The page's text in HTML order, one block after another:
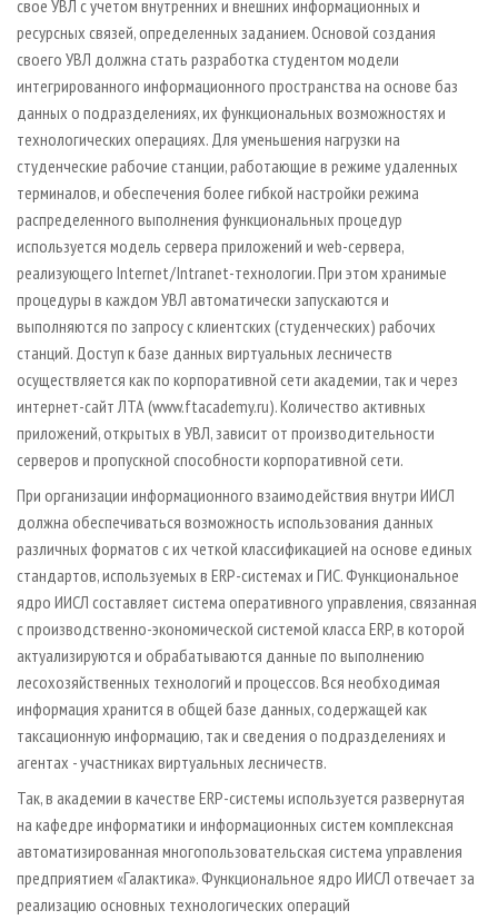
свое УВЛ с учетом внутренних и внешних информационных и
ресурсных связей, определенных заданием. Основой создания
своего УВЛ должна стать разработка студентом модели
интегрированного информационного пространства на основе баз
данных о подразделениях, их функциональных возможностях и
технологических операциях. Для уменьшения нагрузки на
студенческие рабочие станции, работающие в режиме удаленных
терминалов, и обеспечения более гибкой настройки режима
распределенного выполнения функциональных процедур
используется модель сервера приложений и web-сервера,
реализующего Internet / Intranet-технологии. При этом хранимые
процедуры в каждом УВЛ автоматически запускаются и
выполняются по запросу с клиентских (студенческих) рабочих
станций. Доступ к базе данных виртуальных лесничеств
осуществляется как по корпоративной сети академии, так и через
интернет-сайт ЛТА (www.ftacademy.ru). Количество активных
приложений, открытых в УВЛ, зависит от производительности
серверов и пропускной способности корпоративной сети.
При организации информационного взаимодействия внутри ИИСЛ
должна обеспечиваться возможность использования данных
различных форматов с их четкой классификацией на основе единых
стандартов, используемых в ERP-системах и ГИС. Функциональное
ядро ИИСЛ составляет система оперативного управления, связанная
с производственно-экономической системой класса ERP, в которой
актуализируются и обрабатываются данные по выполнению
лесохозяйственных технологий и процессов. Вся необходимая
информация хранится в общей базе данных, содержащей как
таксационную информацию, так и сведения о подразделениях и
агентах - участниках виртуальных лесничеств.
Так, в академии в качестве ERP-системы используется развернутая
на кафедре информатики и информационных систем комплексная
автоматизированная многопользовательская система управления
предприятием «Галактика». Функциональное ядро ИИСЛ отвечает за
реализацию основных технологических операций